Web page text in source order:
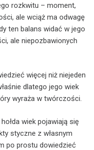
rozkwitu – moment,
ale wciąż ma odwagę
ten balans widać w jego
ale niepozbawionych
więcej niż niejeden
dlatego jego wiek
wyraża w twórczości.
wiek pojawiają się
styczne z własnym
po prostu dowiedzieć